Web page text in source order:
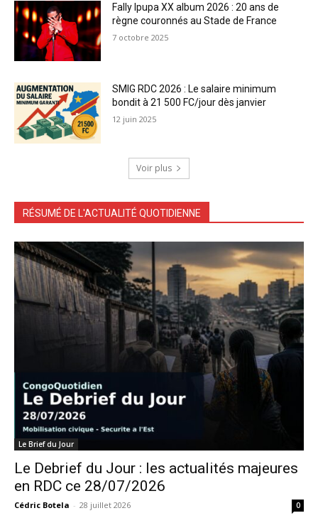
Fally Ipupa XX album 2026 : 20 ans de
règne couronnés au Stade de France
7 octobre 2025
SMIG RDC 2026 : Le salaire minimum
bondit à 21 500 FC/jour dès janvier
12 juin 2025
Voir plus
RÉSUMÉ DE L'ACTUALITÉ QUOTIDIENNE
Le Brief du Jour
Le Debrief du Jour : les actualités majeures
en RDC ce 28/07/2026
Cédric Botela - 28 juillet 2026 0